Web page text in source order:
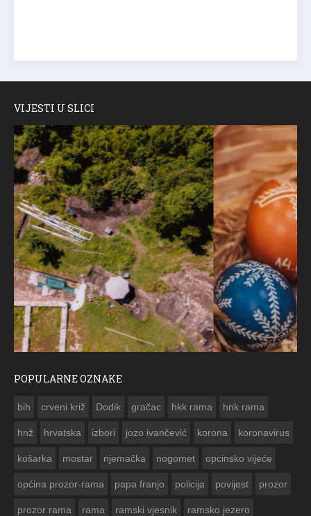
VIJESTI U SLICI
POPULARNE OZNAKE
bih crveni križ Dodik gračac hkk rama hnk rama
hnž hrvatska izbori jozo ivančević korona koronavirus
košarka mostar njemačka nogomet opcinsko vijeće
općina prozor-rama papa franjo policija povijest prozor
prozor rama rama ramski vjesnik ramsko jezero